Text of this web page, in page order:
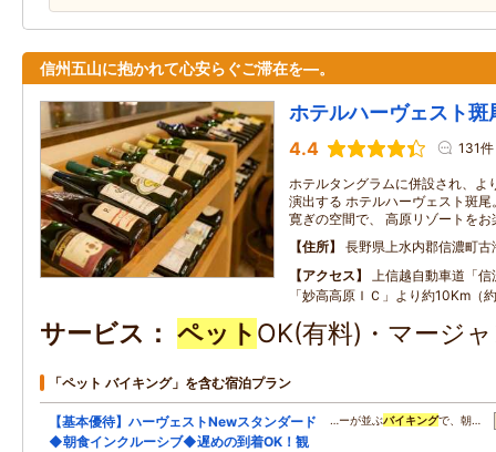
信州五山に抱かれて心安らぐご滞在を―。
ホテルハーヴェスト斑
4.4 131件
ホテルタングラムに併設され、よ
演出する ホテルハーヴェスト斑
寛ぎの空間で、 高原リゾートを
住所
長野県上水内郡信濃町古
アクセス
上信越自動車道「
「妙高高原ＩＣ」より約10Km（
サービス ペット OK(有料)・マージ
「ペット バイキング」を含む宿泊プラン
【基本優待】ハーヴェストNewスタンダード
◆朝食インクルーシブ◆遅めの到着OK！観
…ーが並ぶバイキングで、朝…